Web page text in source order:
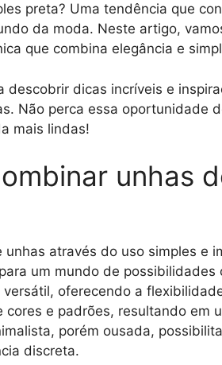
preta? Uma tendência que
da moda. Neste artigo,
que combina elegância e
descobrir dicas incríveis e
Não perca essa oportunidade
mais lindas!
unhas
unhas através do uso simples e
um mundo de
oferecendo a
cores e padrões, resultando em
porém ousada,
discreta.